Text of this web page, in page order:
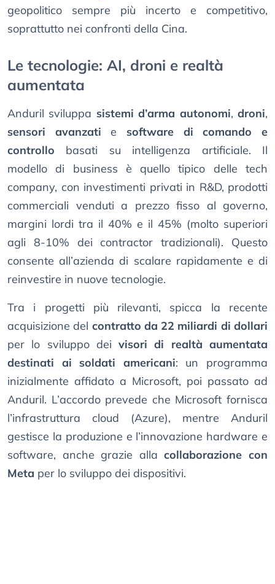
geopolitico sempre più incerto e competitivo,
soprattutto nei confronti della Cina.
Le tecnologie: AI, droni e realtà
aumentata
Anduril sviluppa sistemi d’arma autonomi,droni,
sensori avanzati e software di comando e
controllo basati su intelligenza artificiale. Il
modello di business è quello tipico delle tech
company, con investimenti privati in R&D, prodotti
commerciali venduti a prezzo fisso al governo,
margini lordi tra il 40% e il 45% (molto superiori
agli 8-10% dei contractor tradizionali). Questo
consente all’azienda di scalare rapidamente e di
reinvestire in nuove tecnologie.
Tra i progetti più rilevanti, spicca la recente
acquisizione del contratto da 22 miliardi di dollari
per lo sviluppo deivisori di realtà aumentata
destinati ai soldati americani: un programma
inizialmente affidato a Microsoft, poi passato ad
Anduril. L’accordo prevede che Microsoft fornisca
l’infrastruttura cloud (Azure), mentre Anduril
gestisce la produzione e l’innovazione hardware e
software, anche grazie allacollaborazione con
Meta per lo sviluppo dei dispositivi.